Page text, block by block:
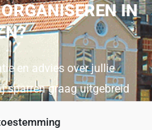
IN
en advies over jullie
sparren graag uitgebreid